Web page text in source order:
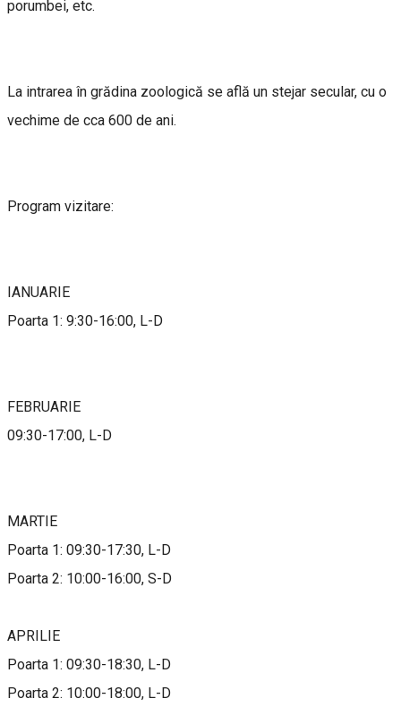
porumbei, etc.
La intrarea în grădina zoologică se află un stejar secular, cu o
vechime de cca 600 de ani.
Program vizitare:
IANUARIE
Poarta 1: 9:30-16:00, L-D
FEBRUARIE
09:30-17:00, L-D
MARTIE
Poarta 1: 09:30-17:30, L-D
Poarta 2: 10:00-16:00, S-D
APRILIE
Poarta 1: 09:30-18:30, L-D
Poarta 2: 10:00-18:00, L-D